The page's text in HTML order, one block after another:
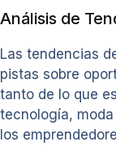
Análisis de
Las tendencias
pistas sobre
tanto de lo que
tecnología,
los